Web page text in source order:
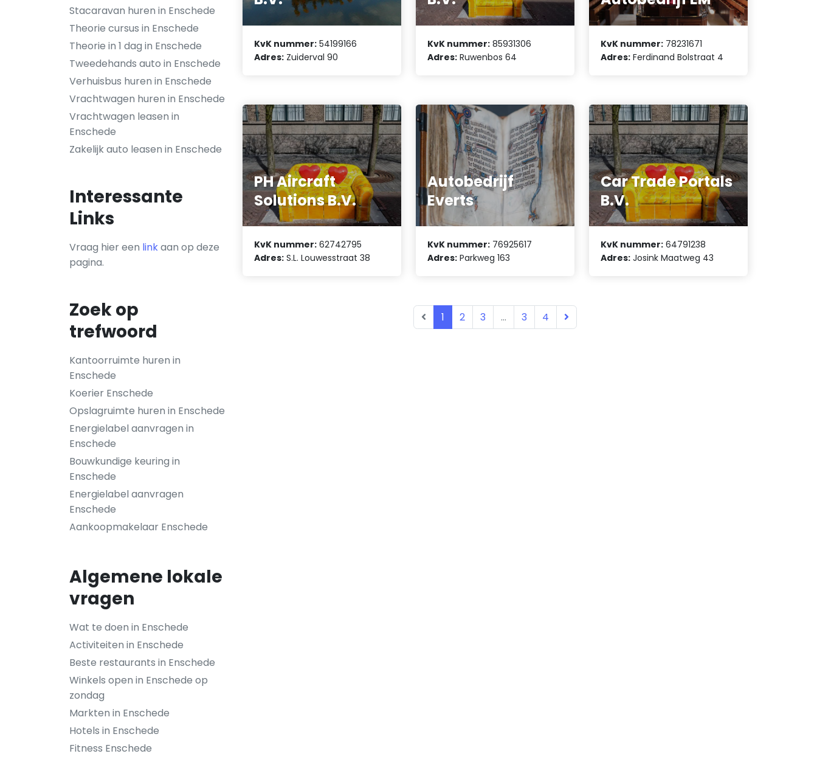
Stacaravan huren in Enschede
Theorie cursus in Enschede
Theorie in 1 dag in Enschede
Tweedehands auto in Enschede
Verhuisbus huren in Enschede
Vrachtwagen huren in Enschede
Vrachtwagen leasen in
Enschede
Zakelijk auto leasen in Enschede
Interessante
Links
Vraag hier een linkaan op deze
pagina.
Zoek op
trefwoord
Kantoorruimte huren in
Enschede
Koerier Enschede
Opslagruimte huren in Enschede
Energielabel aanvragen in
Enschede
Bouwkundige keuring in
Enschede
Energielabel aanvragen
Enschede
Aankoopmakelaar Enschede
Algemene lokale
vragen
Wat te doen in Enschede
Activiteiten in Enschede
Beste restaurants in Enschede
Winkels open in Enschede op
zondag
Markten in Enschede
Hotels in Enschede
Fitness Enschede
KvK nummer: 54199166
Adres: Zuiderval 90
KvK nummer: 85931306
Adres: Ruwenbos 64
KvK nummer: 78231671
Adres: Ferdinand Bolstraat 4
PH Aircraft
Solutions B.V.
KvK nummer: 62742795
Adres: S.L. Louwesstraat 38
Autobedrijf
Everts
KvK nummer: 76925617
Adres: Parkweg 163
Car Trade Portals
B.V.
KvK nummer: 64791238
Adres: Josink Maatweg 43
1 2 3 ... 3 4